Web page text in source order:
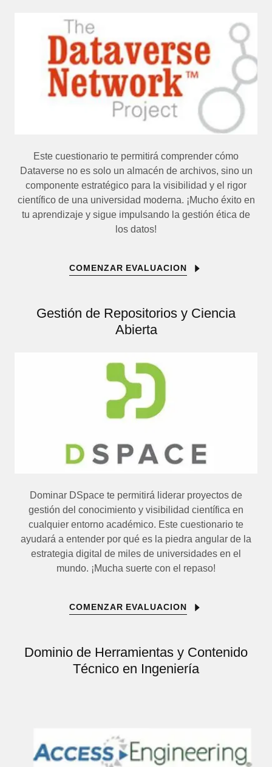
Este cuestionario te permitirá comprender cómo
Dataverse no es solo un almacén de archivos, sino un
componente estratégico para la visibilidad y el rigor
científico de una universidad moderna. ¡Mucho éxito en
tu aprendizaje y sigue impulsando la gestión ética de
los datos!
COMENZAR EVALUACION
Gestión de Repositorios y Ciencia
Abierta
Dominar DSpace te permitirá liderar proyectos de
gestión del conocimiento y visibilidad científica en
cualquier entorno académico. Este cuestionario te
ayudará a entender por qué es la piedra angular de la
estrategia digital de miles de universidades en el
mundo. ¡Mucha suerte con el repaso!
COMENZAR EVALUACION
Dominio de Herramientas y Contenido
Técnico en Ingeniería